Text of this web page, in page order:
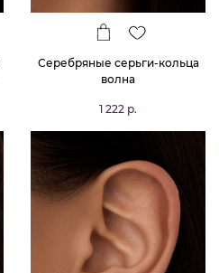
Серебряные серьги-кольца
волна
1 222 р.